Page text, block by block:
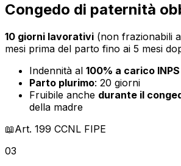
Congedo di paternità
10 giorni lavorativi (non frazionabili
mesi prima del parto fino ai 5 mesi
Indennità al 100% a carico INPS
Parto plurimo: 20 giorni
Fruibile anche durante il
della madre
📖Art. 199 CCNL FIPE
03